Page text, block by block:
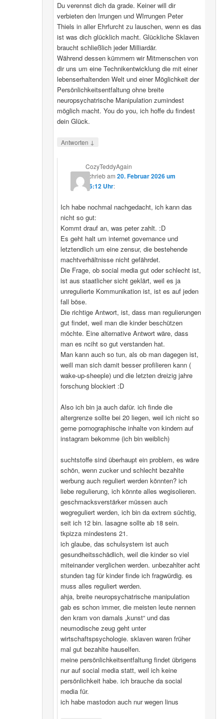
Du verennst dich da grade. Keiner will dir
verbieten den Irrungen und WIrrungen Peter
Thiels in aller Ehrfurcht zu lauschen, wenn es das
ist was dich glücklich macht. Glückliche Sklaven
braucht schließlich jeder Milliardär.
Während dessen kümmern wir Mitmenschen von
dir uns um eine Technikentwicklung die mit einer
lebenserhaltenden Welt und einer Möglichkeit der
Persönlichkeitsentfaltung ohne breite
neuropsychatrische Manipulation zumindest
möglich macht. You do you, ich hoffe du findest
dein Glück.
Antworten ↓
CozyTeddyAgain
schriebam20. Februar 2026 um
16:12 Uhr:
Ich habe nochmal nachgedacht, ich kann das
nicht so gut:
Kommt drauf an, was peter zahlt. :D
Es geht halt um internet governance und
letztendlich um eine zensur, die bestehende
machtverhältnisse nicht gefährdet.
Die Frage, ob social media gut oder schlecht ist,
ist aus staatlicher sicht geklärt, weil es ja
unregulierte Kommunikation ist, ist es auf jeden
fall böse.
Die richtige Antwort, ist, dass man regulierungen
gut findet, weil man die kinder beschützen
möchte. Eine alternative Antwort wäre, dass
man es nciht so gut verstanden hat.
Man kann auch so tun, als ob man dagegen ist,
weill man sich damit besser profilieren kann (
wake-up-sheeple) und die letzten dreizig jahre
forschung blockiert :D
Also ich bin ja auch dafür. ich finde die
altergrenze sollte bei 20 liegen, weil ich nicht so
gerne pornographische inhalte von kindern auf
instagram bekomme (ich bin weiblich)
suchtstoffe sind überhaupt ein problem, es wäre
schön, wenn zucker und schlecht bezahlte
werbung auch reguliert werden könnten? ich
liebe regulierung, ich könnte alles wegisolieren.
geschmacksverstärker müssen auch
wegreguliert werden, ich bin da extrem süchtig,
seit ich 12 bin. lasagne sollte ab 18 sein.
tkpizza mindestens 21.
ich glaube, das schulsystem ist auch
gesundheitsschädlich, weil die kinder so viel
miteinander verglichen werden. unbezahlter acht
stunden tag für kinder finde ich fragwürdig. es
muss alles reguliert werden.
ahja, breite neuropsychatrische manipulation
gab es schon immer, die meisten leute nennen
den kram von damals „kunst“ und das
neumodische zeug geht unter
wirtschaftspsychologie. sklaven waren früher
mal gut bezahlte hauselfen.
meine persönlichkeitsentfaltung findet übrigens
nur auf social media statt, weil ich keine
persönlichkeit habe. ich brauche da social
media für.
ich habe mastodon auch nur wegen linus